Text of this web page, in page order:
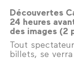
Découvertes
24 heures
des images (2
Tout
billets, se